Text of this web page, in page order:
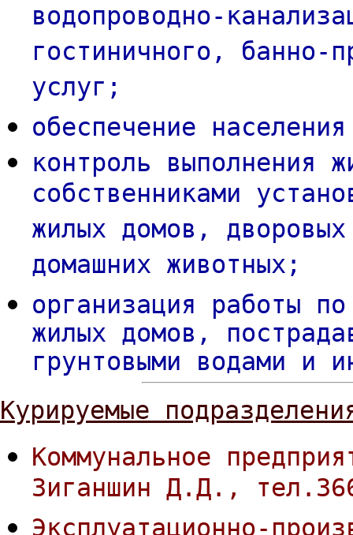
водопроводно-
гостиничного, банно-
услуг;
обеспечение
контроль выполнения
собственниками
жилых домов,
домашних животных;
организация работы
жилых домов,
грунтовыми водами и
Курируемые
Коммунальное
Зиганшин Д.Д.,
Эксплуатационно-